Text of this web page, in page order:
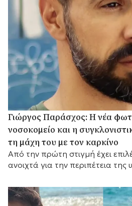
Γιώργος Παράσχος: Η νέα
νοσοκομείο και η
τη μάχη του με τον καρκίνο
Από την πρώτη στιγμή έχει
ανοιχτά για την περιπέτεια της